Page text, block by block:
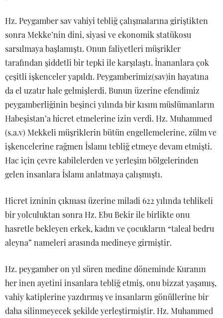
Hz. Peygamber sav vahiyi tebliğ çalışmalarına giriştikten
sonra Mekke’nin dini, siyasi ve ekonomik statükosu
sarsılmaya başlamıştı. Onun faliyetleri müşrikler
tarafından şiddetli bir tepki ile karşılaştı. İnananlara çok
çeşitli işkenceler yapıldı. Peygamberimiz(sav)in hayatına
da el uzatır hale gelmişlerdi. Bunun üzerine efendimiz
peygamberliğinin beşinci yılında bir kısım müslümanların
Habeşistan’a hicret etmelerine izin verdi. Hz. Muhammed
(s.a.v) Mekkeli müşriklerin bütün engellemelerine, zülm ve
işkencelerine rağmen İslamı tebliğ etmeye devam etmişti.
Hac için çevre kabilelerden ve yerleşim bölgelerinden
gelen insanlara İslamı anlatmaya çalışmıştı.
Hicret izninin çıkması üzerine miladi 622 yılında tehlikeli
bir yolculuktan sonra Hz. Ebu Bekir ile birlikte onu
hasretle bekleyen erkek, kadın ve çocukların “taleal bedru
aleyna” nameleri arasında medineye girmiştir.
Hz. peygamber on yıl süren medine döneminde Kuranın
her inen ayetini insanlara tebliğ etmiş, onu bizzat yaşamış,
vahiy katiplerine yazdırmış ve insanların gönüllerine bir
daha silinmeyecek şekilde yerleştirmiştir. Hz. Muhammed